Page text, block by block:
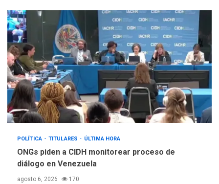
POLÍTICA TITULARES ÚLTIMA HORA
ONGs piden a CIDH monitorear proceso de
diálogo en Venezuela
agosto 6, 2026 170